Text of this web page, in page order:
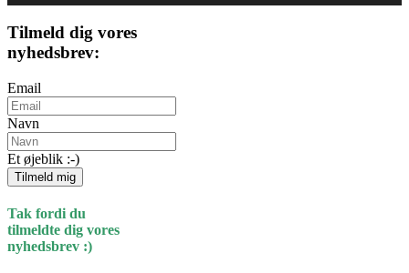
Tilmeld dig vores
nyhedsbrev:
Email
Navn
Et øjeblik :-)
Tilmeld mig
Tak fordi du
tilmeldte dig vores
nyhedsbrev :)